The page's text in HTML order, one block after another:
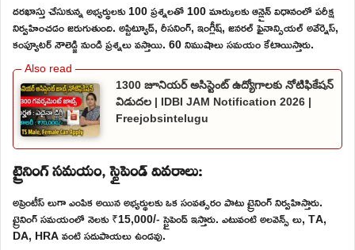
దరఖాస్తు చేసుకున్న అభ్యర్థులకు 100 ప్రశ్నలతో 100 మార్కులకు ఆన్లైన్ విధానంలో పరీక్ష
నిర్వహించడం జరుగుతుంది. అప్టిట్యూడ్, రీసనింగ్, ఇంగ్లీష్, జనరల్ ఫైనాన్సియల్ అవేర్నెస్,
కంప్యూటర్ నౌలెడ్జి నుండి ప్రశ్నలు వస్తాయి. 60 నిముషాలు సమయం కేటాయిస్తారు.
1300 జూనియర్ అసిస్టెంట్ ఉద్యోగాలకు నోటిఫికేషన్
విడుదల | IDBI JAM Notification 2026 |
Freejobsintelugu
ట్రైనింగ్ సమయం, స్టైపెండ్ వివరాలు:
అప్రెంటీస్ లుగా ఎంపిక అయిన అభ్యర్థులకు ఒక సంవత్సరం పాటు ట్రైనింగ్ నిర్వహిస్తారు.
ట్రైనింగ్ సమయంలో నెలకు ₹15,000/- స్టైపెండ్ ఇస్తారు. ఎటువంటి అలవెన్స్ లు, TA,
DA, HRA వంటి సదుపాయలు ఉండవు.